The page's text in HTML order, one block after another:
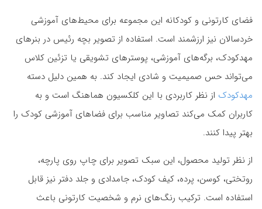
فضای کارتونی و کودکانه این مجموعه برای محیط‌های آموزشی
خردسالان نیز ارزشمند است. استفاده از تصویر بچه رئیس در بنرهای
مهدکودک، برگه‌های آموزشی، پوسترهای تشویقی یا تزئین کلاس
می‌تواند حس صمیمیت و شادی ایجاد کند. به همین دلیل دسته
مهدکودک از نظر کاربردی با این کلکسیون هماهنگ است و به
کاربران کمک می‌کند تصاویر مناسب برای فضاهای آموزشی کودک را
بهتر پیدا کنند.
از نظر تولید محصول، این سبک تصویر برای چاپ روی پارچه،
روتختی، کوسن، پرده، کیف کودک، جامدادی و جلد دفتر نیز قابل
استفاده است. ترکیب رنگ‌های نرم و شخصیت کارتونی باعث